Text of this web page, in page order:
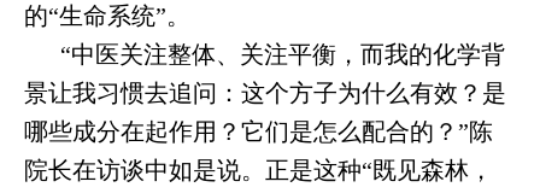
的“生命系统”。
“中医关注整体、关注平衡，而我的化学背
景让我习惯去追问：这个方子为什么有效？是
哪些成分在起作用？它们是怎么配合的？”陈
院长在访谈中如是说。正是这种“既见森林，